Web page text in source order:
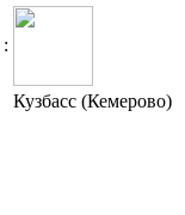
:
Кузбасс (Кемерово)